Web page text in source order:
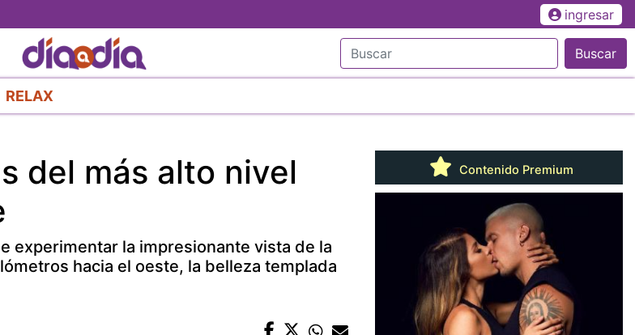
al
contenido
principal
ingresar
Buscar
RELAX
del más alto nivel
experimentar la impresionante vista de la
hacia el oeste, la belleza templada
Contenido Premium